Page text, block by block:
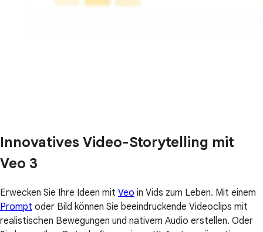
Innovatives Video-Storytelling mit
Veo 3
Erwecken Sie Ihre Ideen mit Veo in Vids zum Leben. Mit einem
Prompt oder Bild können Sie beeindruckende Videoclips mit
realistischen Bewegungen und nativem Audio erstellen. Oder